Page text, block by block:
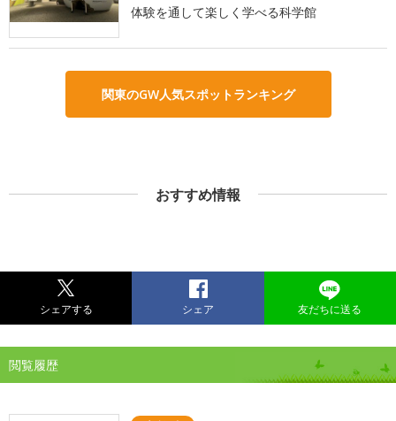
体験を通して楽しく学べる科学館
関東のGW人気スポットランキング
おすすめ情報
シェアする シェア 友だちに送る
閲覧履歴